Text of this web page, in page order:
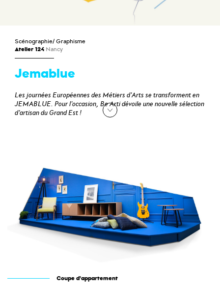
Scénographie/ Graphisme
Atelier 124 Nancy
Jemablue
Les journées Européennes des Métiers d'Arts se transforment en
JEMABLUE. Pour l'occasion, Be Arti dévoile une nouvelle sélection
d'artisan du Grand Est !
Coupe d'appartement